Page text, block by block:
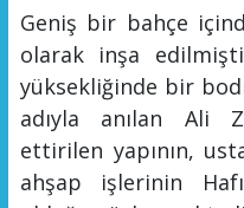
Geniş bir bahçe
olarak inşa
yüksekliğinde bir
adıyla anılan Ali
ettirilen yapının,
ahşap işlerinin